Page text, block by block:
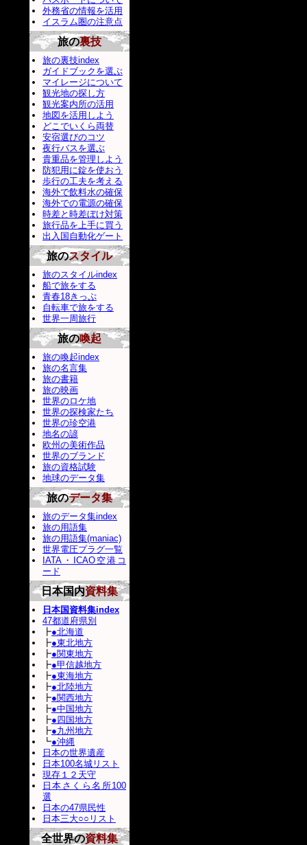
外務省の情報を活用
イスラム圏の注意点
旅の裏技
旅の裏技index
ガイドブックを選ぶ
マイレージについて
観光地の探し方
観光案内所の活用
地図を活用しよう
どこでいくら両替
安宿選びのコツ
夜行バスを選ぶ
貴重品を管理しよう
防犯用に錠を使おう
歩行の工夫を考える
海外で飲料水の確保
海外での電源の確保
時差と時差ぼけ対策
旅行品を上手に買う
出入国自動化ゲート
旅のスタイル
旅のスタイルindex
船で旅をする
青春18きっぷ
自転車で旅をする
世界一周旅行
旅の喚起
旅の喚起index
旅の名言集
旅の書籍
旅の映画
世界のロケ地
世界の探検家たち
世界の珍空港
地名の諺
欧州の美術作品
世界のブランド
旅の資格試験
地球のデータ集
旅のデータ集
旅のデータ集index
旅の用語集
旅の用語集(maniac)
世界電圧プラグ一覧
IATA・ICAO空港コ
ード
日本国内資料集
日本国資料集index
47都道府県別
┣●北海道
┣●東北地方
┣●関東地方
┣●甲信越地方
┣●東海地方
┣●北陸地方
┣●関西地方
┣●中国地方
┣●四国地方
┣●九州地方
┗●沖縄
日本の世界遺産
日本100名城リスト
現存１２天守
日本さくら名所100
選
日本の47県民性
日本三大○○リスト
全世界の資料集